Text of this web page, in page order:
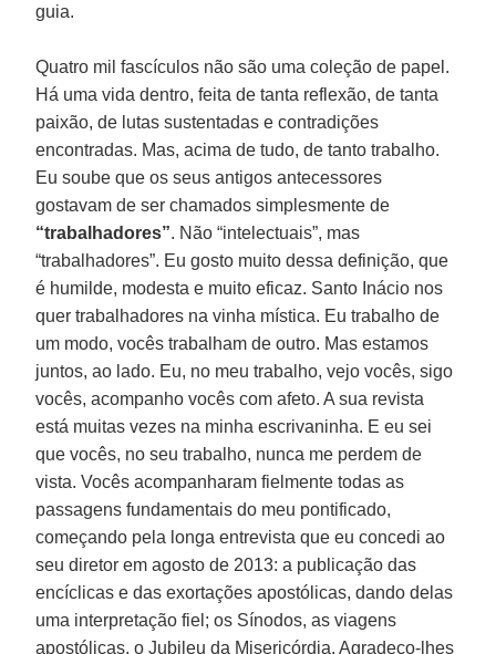
guia.
Quatro mil fascículos não são uma coleção de papel.
Há uma vida dentro, feita de tanta reflexão, de tanta
paixão, de lutas sustentadas e contradições
encontradas. Mas, acima de tudo, de tanto trabalho.
Eu soube que os seus antigos antecessores
gostavam de ser chamados simplesmente de
“trabalhadores”. Não “intelectuais”, mas
“trabalhadores”. Eu gosto muito dessa definição, que
é humilde, modesta e muito eficaz. Santo Inácio nos
quer trabalhadores na vinha mística. Eu trabalho de
um modo, vocês trabalham de outro. Mas estamos
juntos, ao lado. Eu, no meu trabalho, vejo vocês, sigo
vocês, acompanho vocês com afeto. A sua revista
está muitas vezes na minha escrivaninha. E eu sei
que vocês, no seu trabalho, nunca me perdem de
vista. Vocês acompanharam fielmente todas as
passagens fundamentais do meu pontificado,
começando pela longa entrevista que eu concedi ao
seu diretor em agosto de 2013: a publicação das
encíclicas e das exortações apostólicas, dando delas
uma interpretação fiel; os Sínodos, as viagens
apostólicas, o Jubileu da Misericórdia. Agradeço-lhes